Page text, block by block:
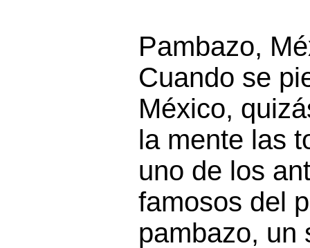
Pambazo,
Cuando se
México,
la mente las
uno de los
famosos del
pambazo, un